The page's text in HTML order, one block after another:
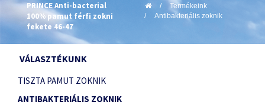
PRINCE Anti-bacterial
100% pamut férfi zokni
fekete 46-47
Termékeink
Antibakteriális zoknik
VÁLASZTÉKUNK
TISZTA PAMUT ZOKNIK
ANTIBAKTERIÁLIS ZOKNIK